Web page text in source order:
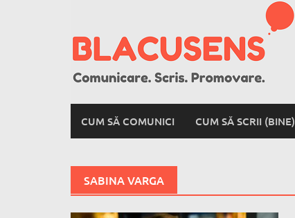
CUM SĂ COMUNICI CUM SĂ SCRII (BINE)
SABINA VARGA